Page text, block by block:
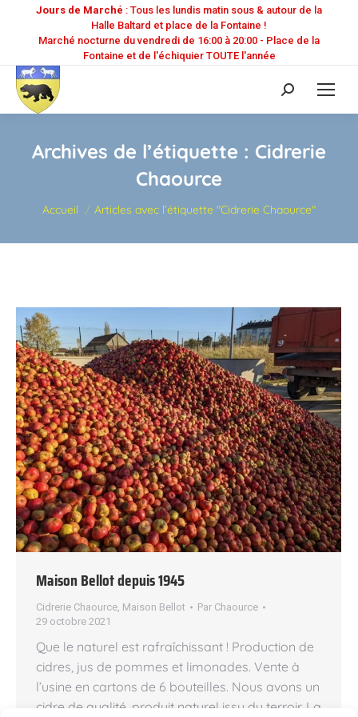
Jours de Marché : Tous les lundis matin sous & autour de la
Halle Baltard et place de la Fontaine !
Marché nocturne du vendredi de 16:00 à 20:00 - Place de la
Fontaine et de l'échiquier TOUTE l'année
Recherche
:
Archives de l’étiquette : Cidrerie
Chaource
Vous êtes ici :
Accueil Articles avec l’étiquette "Cidrerie Chaource"
Maison Bellot depuis 1945
Cidrerie Chaource Maison Bellot Par Chaource
29 octobre 2021
Que le naturel est rafraîchissant ! Production de
cidres, jus de pommes et limonades. Vente à
l’usine en cartons de 6 bouteilles. Nous avons un
cidre de qualité, produit naturel issu du terroir. La